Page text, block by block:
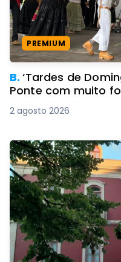
PREMIUM
B.‘Tardes de
Ponte com muito
2 agosto 2026